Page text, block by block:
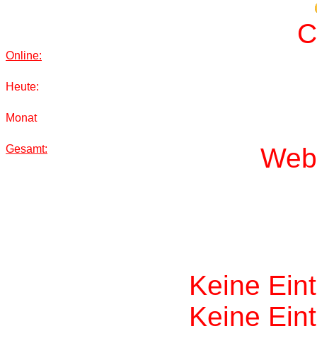
C
Online:
Heute:
Monat
Gesamt: W
Keine
Keine